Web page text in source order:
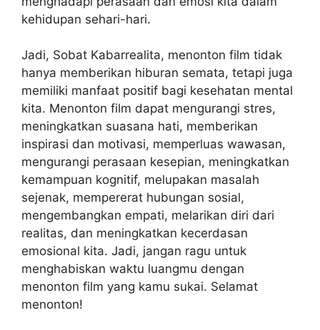
kehidupan sehari-hari.
Jadi, Sobat Kabarrealita, menonton film tidak
hanya memberikan hiburan semata, tetapi juga
memiliki manfaat positif bagi kesehatan mental
kita. Menonton film dapat mengurangi stres,
meningkatkan suasana hati, memberikan
inspirasi dan motivasi, memperluas wawasan,
mengurangi perasaan kesepian, meningkatkan
kemampuan kognitif, melupakan masalah
sejenak, mempererat hubungan sosial,
mengembangkan empati, melarikan diri dari
realitas, dan meningkatkan kecerdasan
emosional kita. Jadi, jangan ragu untuk
menghabiskan waktu luangmu dengan
menonton film yang kamu sukai. Selamat
menonton!